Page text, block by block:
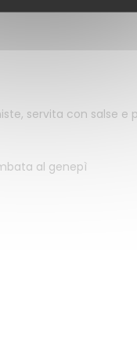
servita con salse
al genepì